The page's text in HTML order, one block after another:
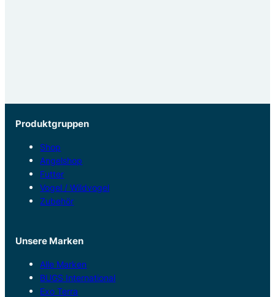
Produktgruppen
Shop
Angelshop
Futter
Vogel / Wildvogel
Zubehör
Unsere Marken
Alle Marken
BUGS International
Exo Terra